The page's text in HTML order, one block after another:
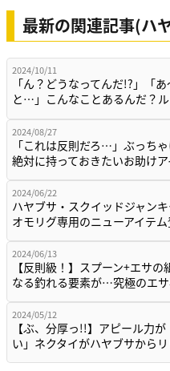
最新の関連記事(ハ
2024/10/11
「ん？どうなってんだ!?」「
と…」こんなことあるんだ？
2024/08/27
「これは反則だろ…」ぶっちゃ
絶対に持っておきたいお助け
2024/06/22
ハヤブサ・スクイッドジャン
オモリグ専用のニューアイテ
2024/06/13
【反則級！】スプーン+エサ
なる釣れる要素が…究極のエ
2024/05/12
【ぶ、分厚っ!!】アピール力
い」ネクタイがハヤブサから